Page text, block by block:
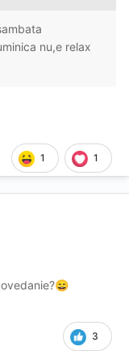
nu,e relax
1 1
😄
3